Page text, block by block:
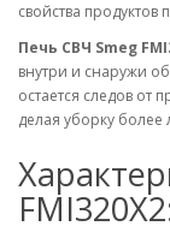
свойства
Печь СВЧ Smeg
внутри и снаружи
остается следов от
делая уборку более